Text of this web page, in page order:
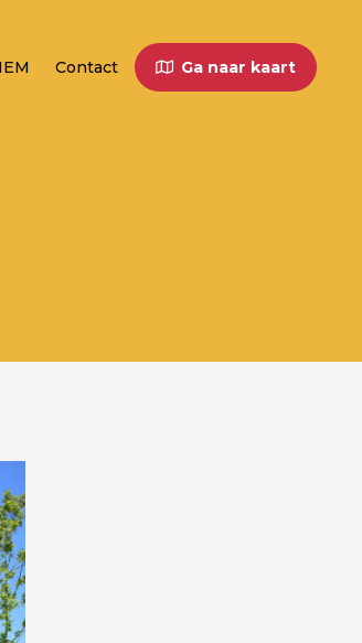
Contact Ga naar kaart